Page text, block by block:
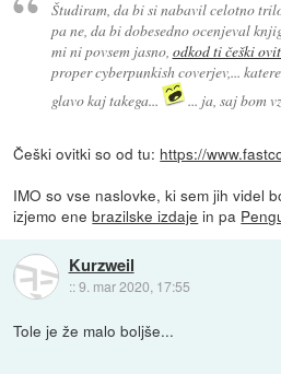
Študiram, da bi si nabavil celotno
pa ne, da bi dobesedno ocenjeval
mi ni povsem jasno, odkod ti češki
proper cyberpunkish coverjev,...
glavo kaj takega...
... ja, saj bom
Češki ovitki so od tu: https://
IMO so vse naslovke, ki sem jih videl
izjemo enebrazilske izdaje in pa
Kurzweil
::9. mar 2020, 17:55
Tole je že malo boljše...